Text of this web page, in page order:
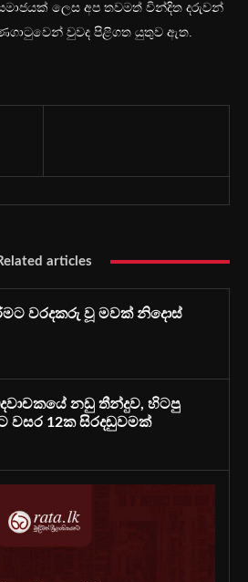
ලෙස අප තවමත් වින්දිත දරුවන්
වුවද පිළිගත යුතුව ඇත.
articles
වරදකරු වූ මවක් නිදොස්
නඩු තීන්දුව, හිටපු
වසර 12ක සිරදඬුවමක්